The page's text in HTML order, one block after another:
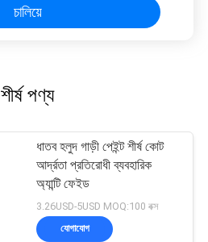
চালিয়ে
শীর্ষ পণ্য
ধাতব হলুদ গাড়ী পেইন্ট শীর্ষ কোট
আর্দ্রতা প্রতিরোধী ব্যবহারিক
অ্যান্টি ফেইড
3.26USD-5USD MOQ:100 বক্স
যোগাযোগ